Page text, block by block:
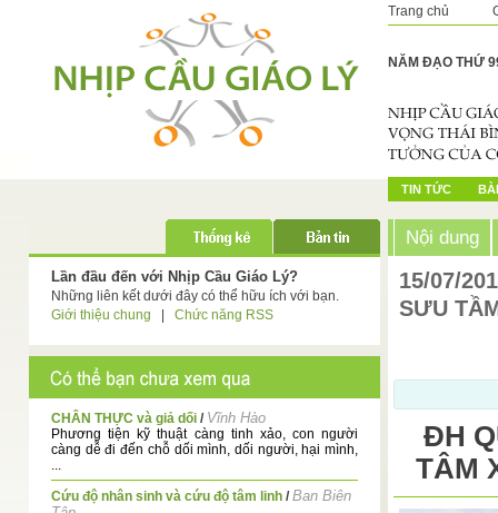
Trang chủ
NĂM ĐẠO THỨ
TIN TỨC
Lần đầu đến với Nhịp Cầu Giáo Lý?
Những liên kết dưới đây có thể hữu ích với bạn.
Giới thiệu chung
Chức năng RSS
CHÂN THỰC và giả dối / Vĩnh Hào
Phương tiện kỹ thuật càng tinh xảo, con người
càng dễ đi đến chỗ dối mình, dối người, hại mình,
...
Cứu độ nhân sinh và cứu độ tâm linh /Ban Biên
Nội dung
15/07/
SƯU
ĐH
TÂM